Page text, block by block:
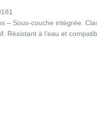
– Sous-couche intégrée.
Résistant à l’eau et